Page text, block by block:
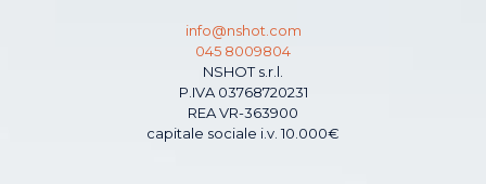
info@nshot.com
045 8009804
NSHOT s.r.l.
P.IVA 03768720231
REA VR-363900
capitale sociale i.v. 10.000€